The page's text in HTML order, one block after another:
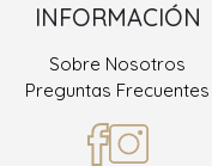
INFORMACIÓN
Sobre Nosotros
Preguntas Frecuentes